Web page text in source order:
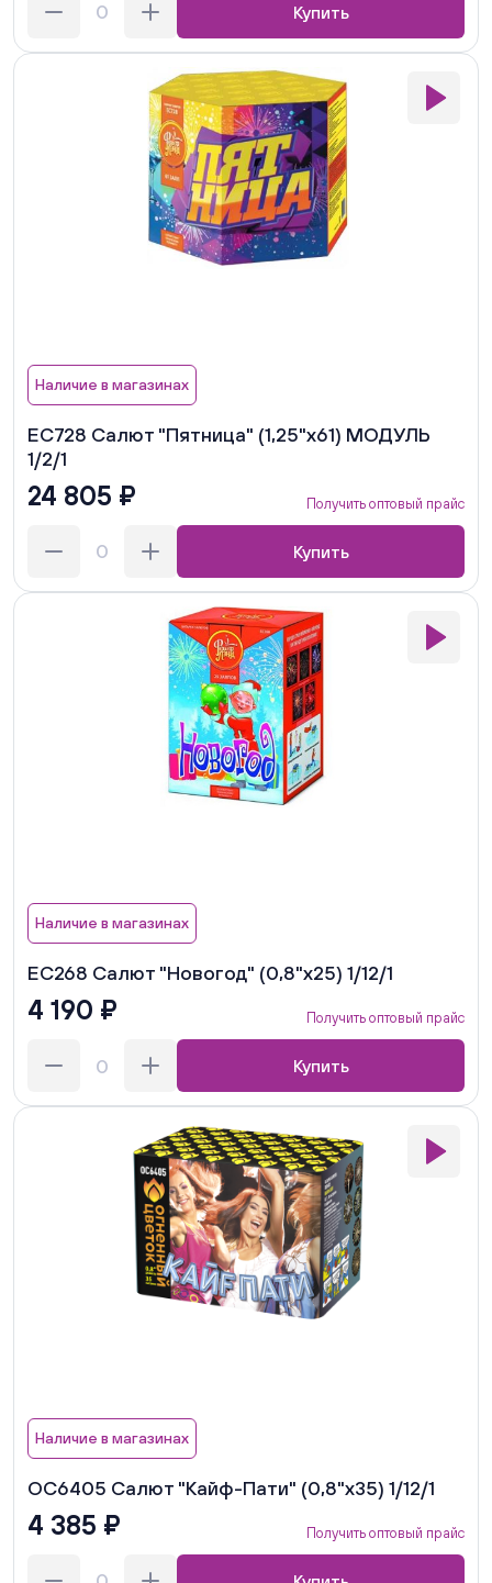
Купить
Наличие в магазинах
ЕС728 Салют "Пятница" (1,25"х61) МОДУЛЬ
1/2/1
24 805 ₽ Получить оптовый прайс
Купить
Наличие в магазинах
ЕС268 Салют "Новогод" (0,8"х25) 1/12/1
4 190 ₽ Получить оптовый прайс
Купить
Наличие в магазинах
ОС6405 Салют "Кайф-Пати" (0,8"х35) 1/12/1
4 385 ₽ Получить оптовый прайс